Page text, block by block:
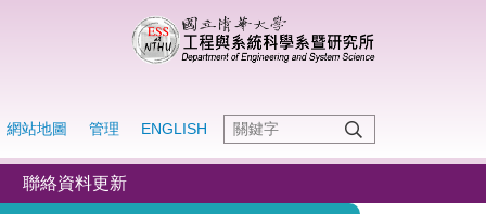
網站地圖 管理 ENGLISH
聯絡資料更新